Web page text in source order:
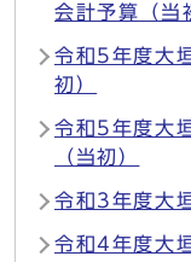
会計予算（当
令和5年度大
初）
令和5年度大
（当初）
令和3年度大
令和4年度大